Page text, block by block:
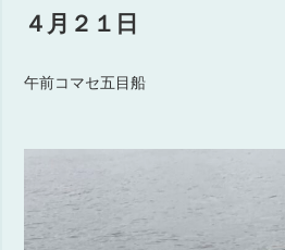
４月２１日
午前コマセ五目船